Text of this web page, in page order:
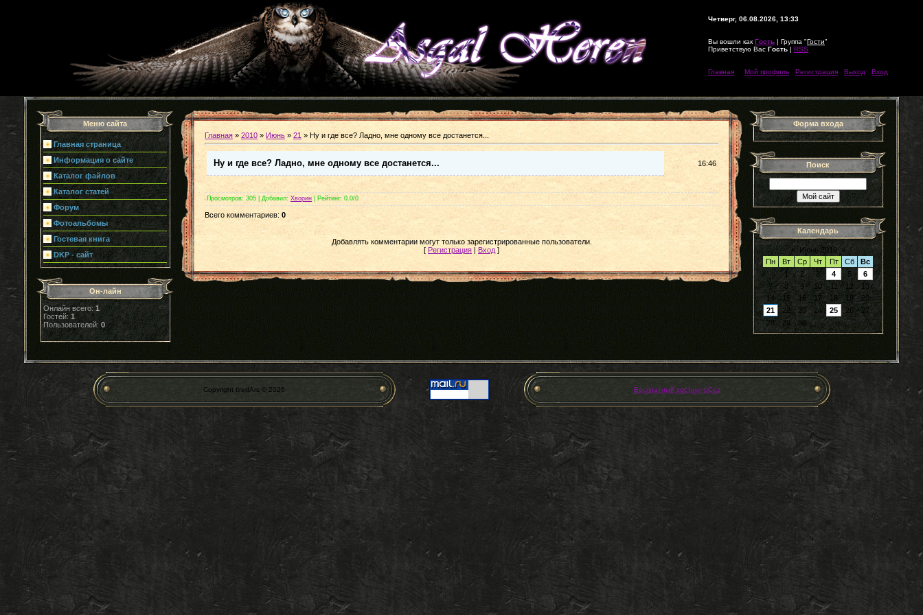
Четверг, 06.08.2026, 13:33
Вы вошли как Гость | Группа "Гости"
Приветствую Вас Гость | RSS
Главная Мой профиль Регистрация Выход Вход
Меню сайта
Главная страница
Информация о сайте
Каталог файлов
Каталог статей
Форум
Фотоальбомы
Гостевая книга
DKP - сайт
Он-лайн
Онлайн всего:1
Гостей: 1
Пользователей: 0
Главная » 2010 » Июнь » 21 » Ну и где все? Ладно, мне одному все достанется...
Ну и где все? Ладно, мне одному все достанется... 16:46
Просмотров: 305 | Добавил: Хворин Рейтинг: 0.0/0
Всего комментариев: 0
Добавлять комментарии могут только зарегистрированные пользователи.
[ Регистрация | Вход ]
Форма входа
Поиск
Календарь
« Июнь 2010
»
Пн
Вт Ср Чт Пт Сб
Вс
1
2 3 4 5
6
7
8 9 10 11 12
13
14
15 16 17 18 19
20
21
22 23 24 25 26
27
28
29 30
Copyright tiredArs © 2026 Бесплатный хостинг uCoz